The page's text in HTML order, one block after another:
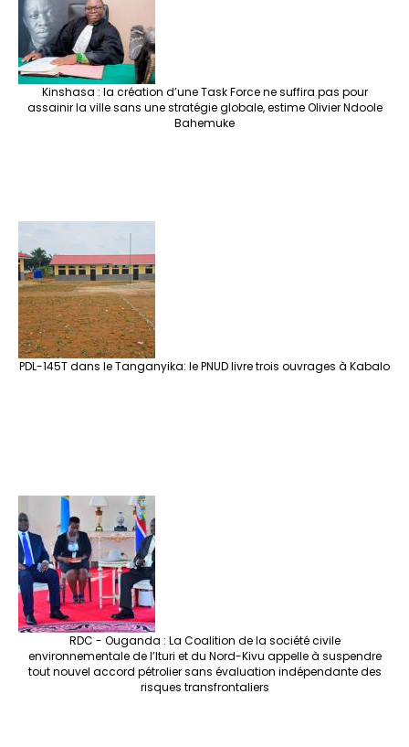
Kinshasa : la création d’une Task Force ne suffira pas pour
assainir la ville sans une stratégie globale, estime Olivier Ndoole
Bahemuke
PDL-145T dans le Tanganyika: le PNUD livre trois ouvrages à Kabalo
RDC - Ouganda : La Coalition de la société civile
environnementale de l’Ituri et du Nord-Kivu appelle à suspendre
tout nouvel accord pétrolier sans évaluation indépendante des
risques transfrontaliers